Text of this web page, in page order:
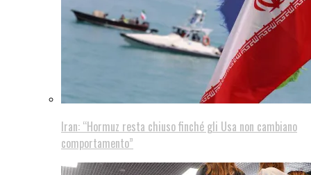
Iran: “Hormuz resta chiuso finché gli Usa non cambiano
comportamento”